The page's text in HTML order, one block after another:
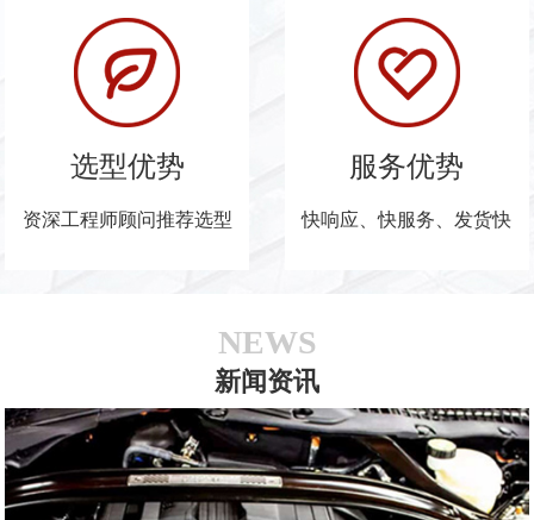
选型优势
资深工程师顾问推荐选型
服务优势
快响应、快服务、发货快
NEWS
新闻资讯